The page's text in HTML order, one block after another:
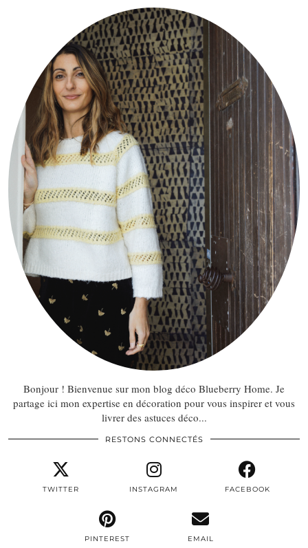
Bonjour ! Bienvenue sur mon blog déco Blueberry Home. Je
partage ici mon expertise en décoration pour vous inspirer et vous
livrer des astuces déco...
RESTONS CONNECTÉS
TWITTER INSTAGRAM FACEBOOK
PINTEREST EMAIL